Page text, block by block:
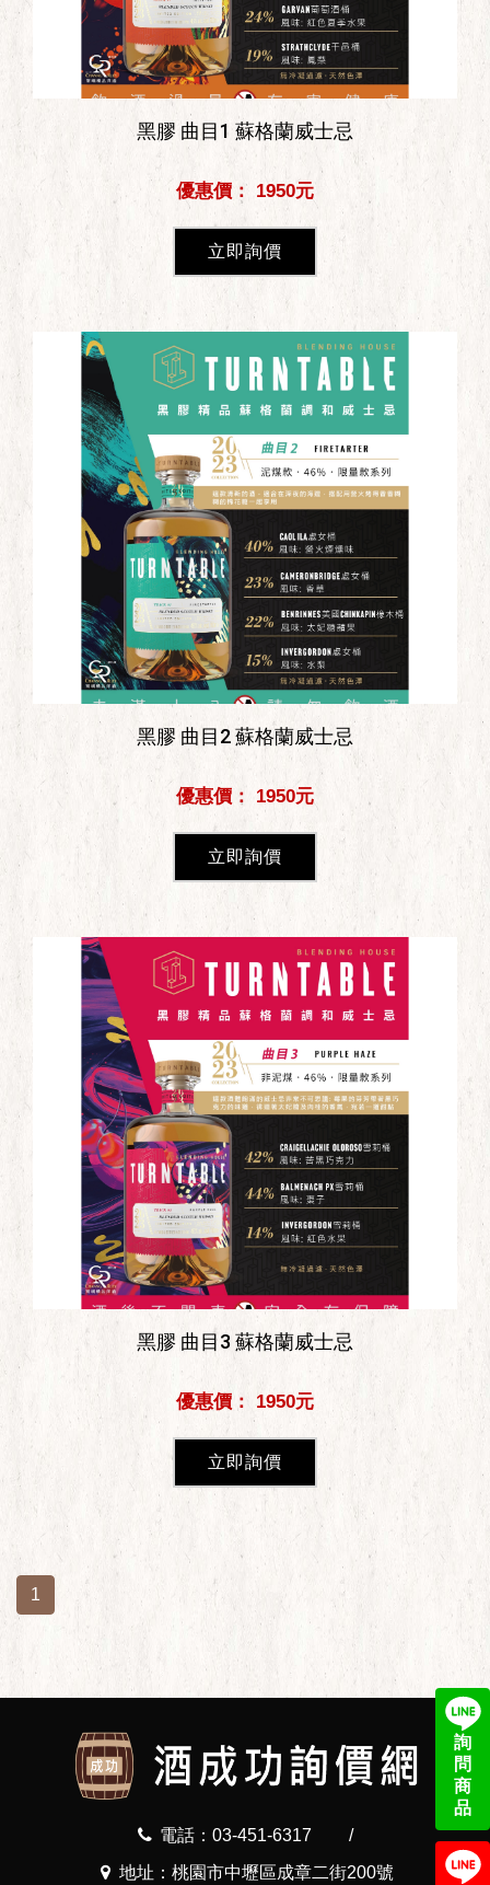
詢
問
商
品
黑膠 曲目1 蘇格蘭威士忌
優惠價： 1950元
立即詢價
黑膠 曲目2 蘇格蘭威士忌
優惠價： 1950元
立即詢價
黑膠 曲目3 蘇格蘭威士忌
優惠價： 1950元
立即詢價
1
電話：03-451-6317
/
地址：桃園市中壢區成章二街200號